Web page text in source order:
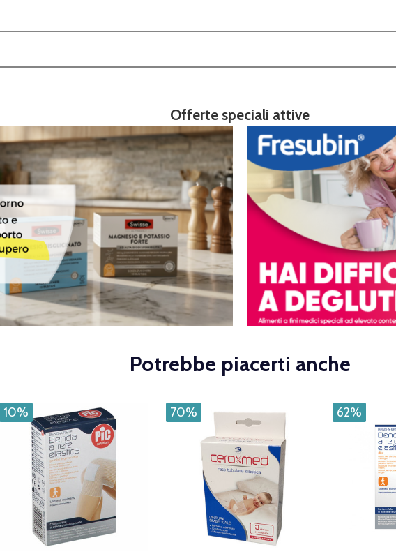
Offerte speciali attive
Potrebbe piacerti anche
10% 70% 62%